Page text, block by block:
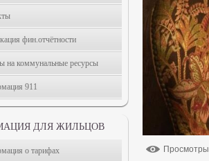
Просмотры
фин.отчётности
на коммунальные ресурсы
911
ДЛЯ ЖИЛЬЦОВ
о тарифах